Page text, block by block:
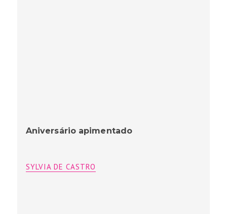
Aniversário apimentado
SYLVIA DE CASTRO